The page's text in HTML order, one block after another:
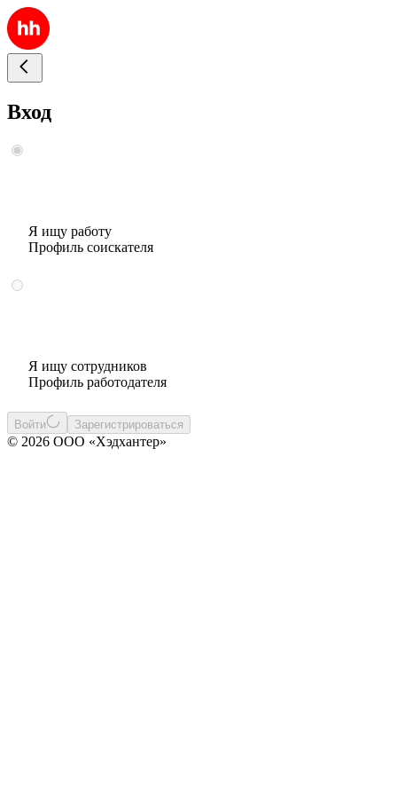
Вход
Я ищу работу
Профиль соискателя
Я ищу сотрудников
Профиль работодателя
Войти Зарегистрироваться
© 2026 ООО «Хэдхантер»